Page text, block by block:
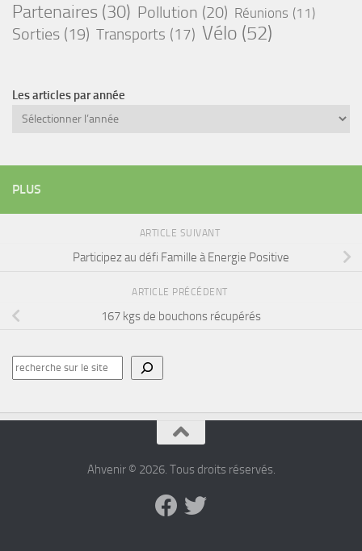
Partenaires (30) Pollution (20) Réunions (11)
Sorties (19) Transports (17) Vélo (52)
Les articles par année
Archives
PLUS
ARTICLE SUIVANT
Participez au défi Famille à Energie Positive
ARTICLE PRÉCÉDENT
167 kgs de bouchons récupérés
Rechercher
sur
site
Ahvenir © 2026. Tous droits réservés.